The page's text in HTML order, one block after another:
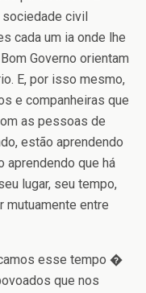
sociedade civil
cada um ia onde lhe
Governo orientam
E, por isso mesmo,
e companheiras que
as pessoas de
estão aprendendo
aprendendo que há
lugar, seu tempo,
mutuamente entre
esse tempo �
que nos